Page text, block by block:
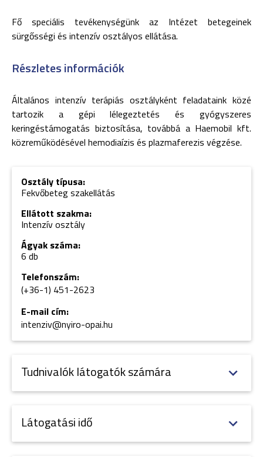
Fő speciális tevékenységünk az Intézet betegeinek
sürgősségi és intenzív osztályos ellátása.
Részletes információk
Általános intenzív terápiás osztályként feladataink közé
tartozik a gépi lélegeztetés és gyógyszeres
keringéstámogatás biztosítása, továbbá a Haemobil kft.
közreműködésével hemodiaízis és plazmaferezis végzése.
Osztály típusa:
Fekvőbeteg szakellátás
Ellátott szakma:
Intenzív osztály
Ágyak száma:
6 db
Telefonszám:
(+36-1) 451-2623
E-mail cím:
intenziv@nyiro-opai.hu
Tudnivalók látogatók számára
Látogatási idő